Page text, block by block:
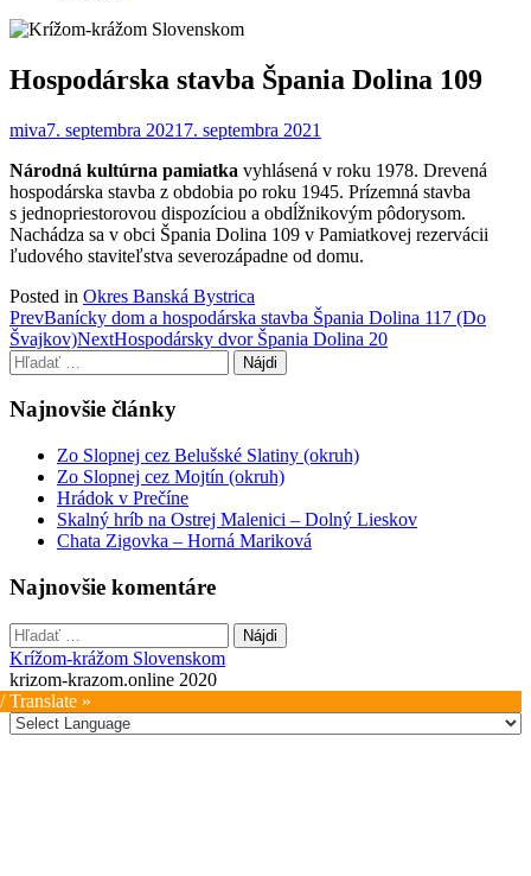
Hospodárska stavba Špania Dolina 109
miva7. septembra 2021 7. septembra 2021
Národná kultúrna pamiatka vyhlásená v roku 1978. Drevená
hospodárska stavba z obdobia po roku 1945. Prízemná stavba
s jednopriestorovou dispozíciou a obdĺžnikovým pôdorysom.
Nachádza sa v obci Špania Dolina 109 v Pamiatkovej rezervácii
ľudového staviteľstva severozápadne od domu.
Posted in Okres Banská Bystrica
Post
navigation
PrevBanícky dom a hospodárska stavba Špania Dolina 117 (Do
Švajkov)NextHospodársky dvor Špania Dolina 20
Hľadať:
Najnovšie články
Zo Slopnej cez Belušské Slatiny (okruh)
Zo Slopnej cez Mojtín (okruh)
Hrádok v Prečíne
Skalný hríb na Ostrej Malenici – Dolný Lieskov
Chata Zigovka – Horná Mariková
Najnovšie komentáre
Hľadať:
Krížom-krážom Slovenskom
krizom-krazom.online 2020
Translate »